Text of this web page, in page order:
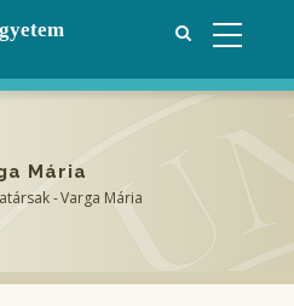
Mária
-Varga Mária